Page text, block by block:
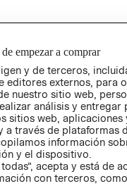
empezar a comprar
y de terceros,
editores externos, para
nuestro sitio web,
análisis y entregar
sitios web, aplicaciones
a través de plataformas
información
y el dispositivo.
acepta y está de
con terceros,